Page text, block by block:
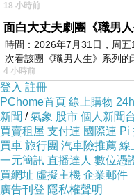
18 小時前
面白大丈夫劇團《職男人
時間：2026年7月31日，周
次看該團《職男人生》系列
4 小時前
登入 註冊
PChome首頁 線上購物
新聞 /氣象 股市 個人新聞台
買賣租屋 支付連 國際連 Pi
買車 旅行團 汽車險推薦 線
一元簡訊 直播達人 數位憑
買網址 虛擬主機 企業郵件
廣告刊登 隱私權聲明